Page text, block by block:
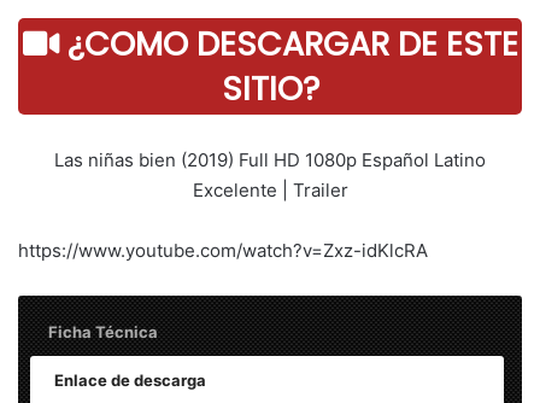
¿COMO DESCARGAR DE ESTE
SITIO?
Las niñas bien (2019) Full HD 1080p Español Latino
Excelente | Trailer
https://www.youtube.com/watch?v=Zxz-idKlcRA
Ficha Técnica
Enlace de descarga